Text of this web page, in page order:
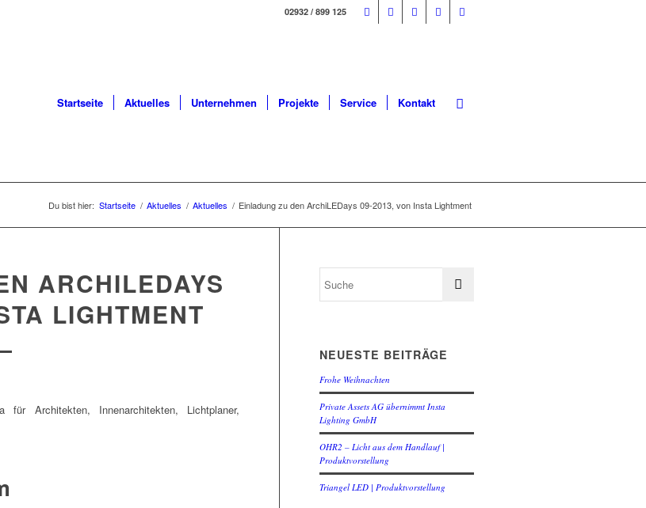
02932 / 899 125
Startseite Aktuelles Unternehmen Projekte Service Kontakt
Du bist hier: Startseite / Aktuelles / Aktuelles / Einladung zu den ArchiLEDays 09-2013, von Insta Lightment
ARCHILEDAYS
LIGHTMENT
Architekten, Innenarchitekten, Lichtplaner,
NEUESTE BEITRÄGE
Frohe Weihnachten
Private Assets AG übernimmt Insta
Lighting GmbH
OHR2 – Licht aus dem Handlauf |
Produktvorstellung
Triangel LED | Produktvorstellung